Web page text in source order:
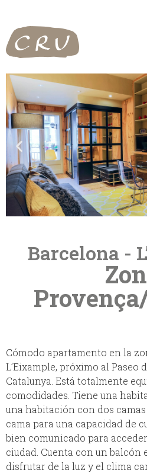
Barcelona -
Cómodo apartamento en la
L’Eixample, próximo al Paseo
Catalunya. Está totalmente
comodidades. Tiene una
una habitación con dos
cama para una capacidad de
bien comunicado para
ciudad. Cuenta con un balcón
disfrutar de la luz y el clima